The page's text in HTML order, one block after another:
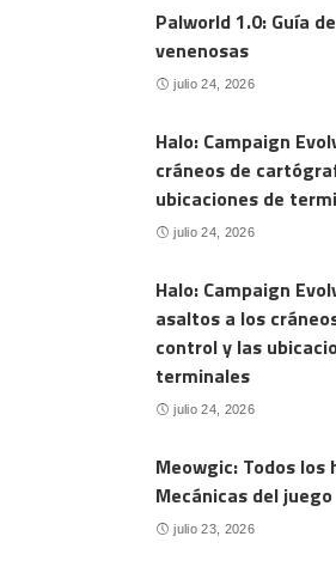
Palworld 1.0: Guía
venenosas
julio 24, 2026
Halo: Campaign
cráneos de
ubicaciones de
julio 24, 2026
Halo: Campaign
asaltos a los
control y las
terminales
julio 24, 2026
Meowgic: Todos los
Mecánicas del juego
julio 23, 2026